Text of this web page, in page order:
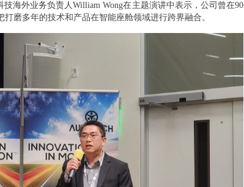
海外业务负责人William Wong在主题演讲中表示，公司曾在90
打磨多年的技术和产品在智能座舱领域进行跨界融合。